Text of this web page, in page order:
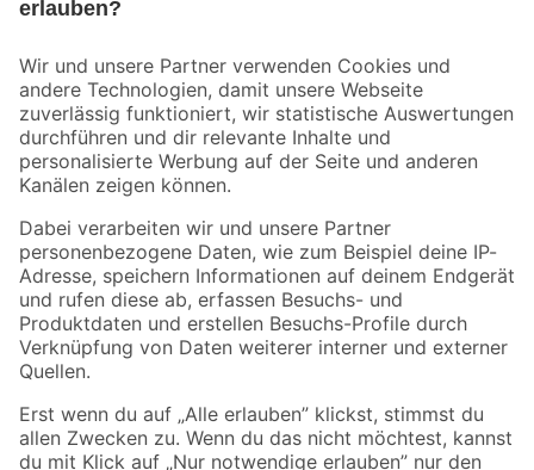
Der toom Newsletter: Keine Angebote und Aktionen mehr verpassen!
Zur Newsletter Anmeldung
Folge uns
Zahlungsarten Versandarten
Sicher einkaufen